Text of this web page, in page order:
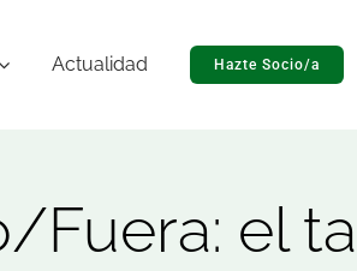
Actualidad Hazte Socio/a
Fuera: el